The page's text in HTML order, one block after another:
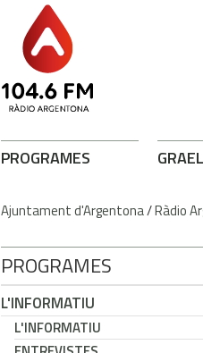
PROGRAMES
Ajuntament d'Argentona/Ràdio
PROGRAMES
L'INFORMATIU
L'INFORMATIU